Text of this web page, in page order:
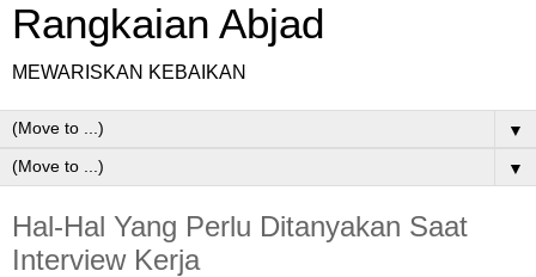
Rangkaian Abjad
MEWARISKAN KEBAIKAN
▼
▼
Hal-Hal Yang Perlu Ditanyakan Saat
Interview Kerja